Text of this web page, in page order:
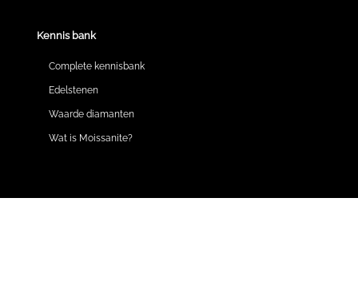
Kennis bank
Complete kennisbank
Edelstenen
Waarde diamanten
Wat is Moissanite?